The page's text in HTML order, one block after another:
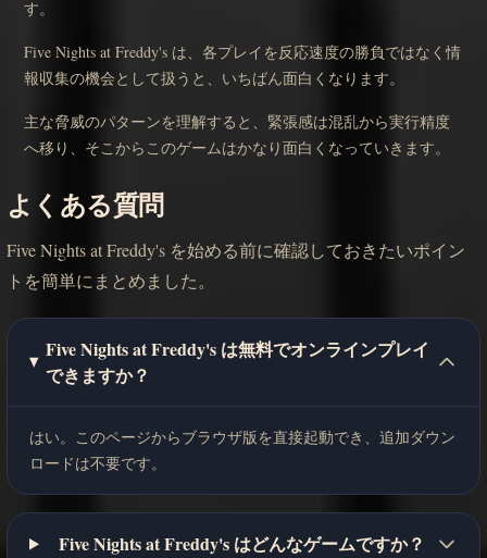
す。
Five Nights at Freddy's は、各プレイを反応速度の勝負ではなく情
報収集の機会として扱うと、いちばん面白くなります。
主な脅威のパターンを理解すると、緊張感は混乱から実行精度
へ移り、そこからこのゲームはかなり面白くなっていきます。
よくある質問
Five Nights at Freddy's を始める前に確認しておきたいポイン
トを簡単にまとめました。
Five Nights at Freddy's は無料でオンラインプレイ
できますか？
はい。このページからブラウザ版を直接起動でき、追加ダウン
ロードは不要です。
Five Nights at Freddy's はどんなゲームですか？